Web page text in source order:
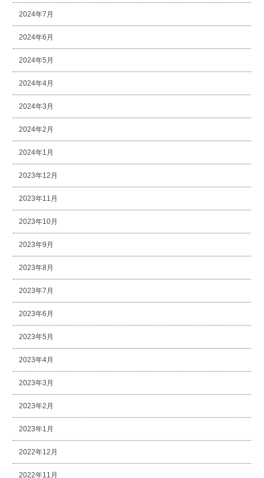
2024年7月
2024年6月
2024年5月
2024年4月
2024年3月
2024年2月
2024年1月
2023年12月
2023年11月
2023年10月
2023年9月
2023年8月
2023年7月
2023年6月
2023年5月
2023年4月
2023年3月
2023年2月
2023年1月
2022年12月
2022年11月